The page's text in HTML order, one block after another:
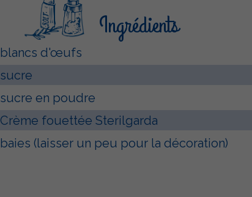
Ingrédients
blancs d'œufs
sucre
sucre en poudre
Crème fouettée Sterilgarda
baies (laisser un peu pour la décoration)